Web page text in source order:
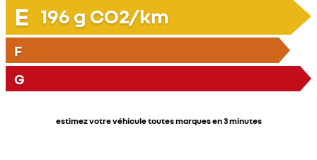
E 196 g CO2/km
F
G
estimez votre véhicule toutes marques en 3 minutes